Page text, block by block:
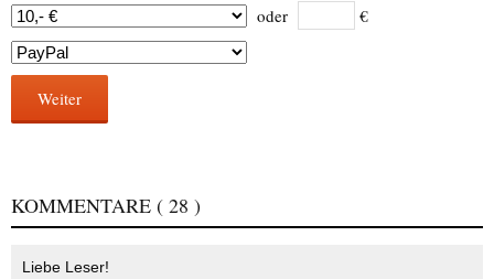
oder €
Weiter
KOMMENTARE ( 28 )
Liebe Leser!